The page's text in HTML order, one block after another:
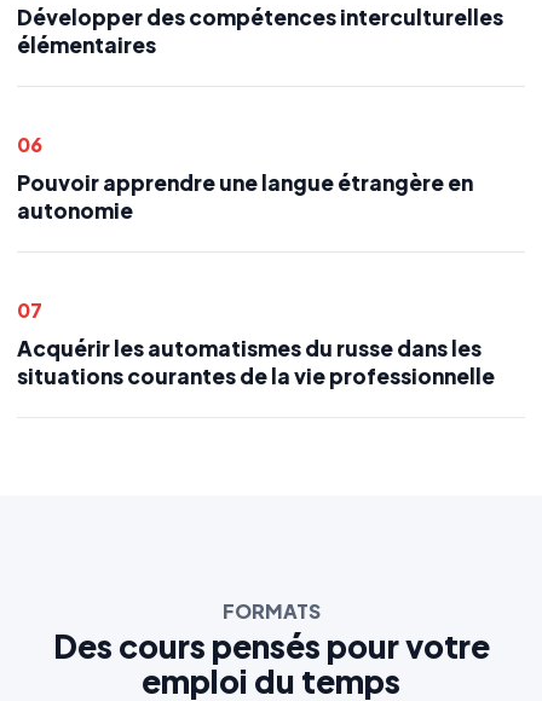
Développer des compétences interculturelles
élémentaires
06
Pouvoir apprendre une langue étrangère en
autonomie
07
Acquérir les automatismes du russe dans les
situations courantes de la vie professionnelle
FORMATS
Des cours pensés pour votre
emploi du temps